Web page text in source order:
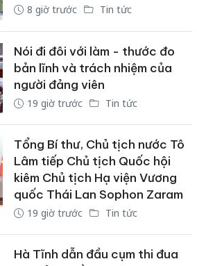
8 giờ trước Tin tức
Nói đi đôi với làm - thước đo
bản lĩnh và trách nhiệm của
người đảng viên
19 giờ trước Tin tức
Tổng Bí thư, Chủ tịch nước Tô
Lâm tiếp Chủ tịch Quốc hội
kiêm Chủ tịch Hạ viện Vương
quốc Thái Lan Sophon Zaram
19 giờ trước Tin tức
Hà Tĩnh dẫn đầu cụm thi đua